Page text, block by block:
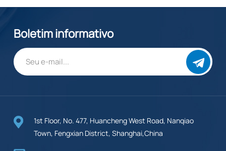
Boletim informativo
1st Floor, No. 477, Huancheng West Road, Nanqiao
Town, Fengxian District, Shanghai,China